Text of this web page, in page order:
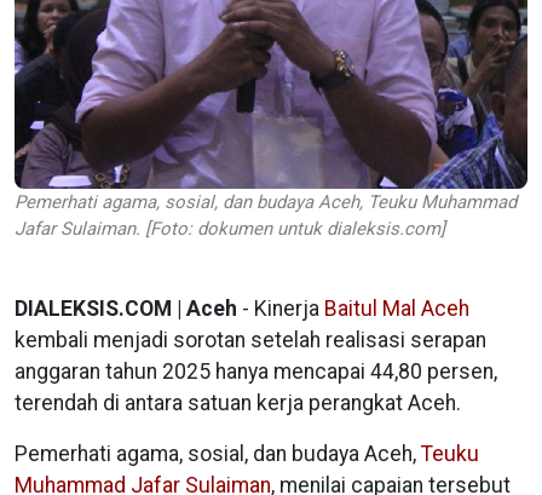
Pemerhati agama, sosial, dan budaya Aceh, Teuku Muhammad
Jafar Sulaiman. [Foto: dokumen untuk dialeksis.com]
DIALEKSIS.COM | Aceh - Kinerja Baitul Mal Aceh
kembali menjadi sorotan setelah realisasi serapan
anggaran tahun 2025 hanya mencapai 44,80 persen,
terendah di antara satuan kerja perangkat Aceh.
Pemerhati agama, sosial, dan budaya Aceh, Teuku
Muhammad Jafar Sulaiman, menilai capaian tersebut